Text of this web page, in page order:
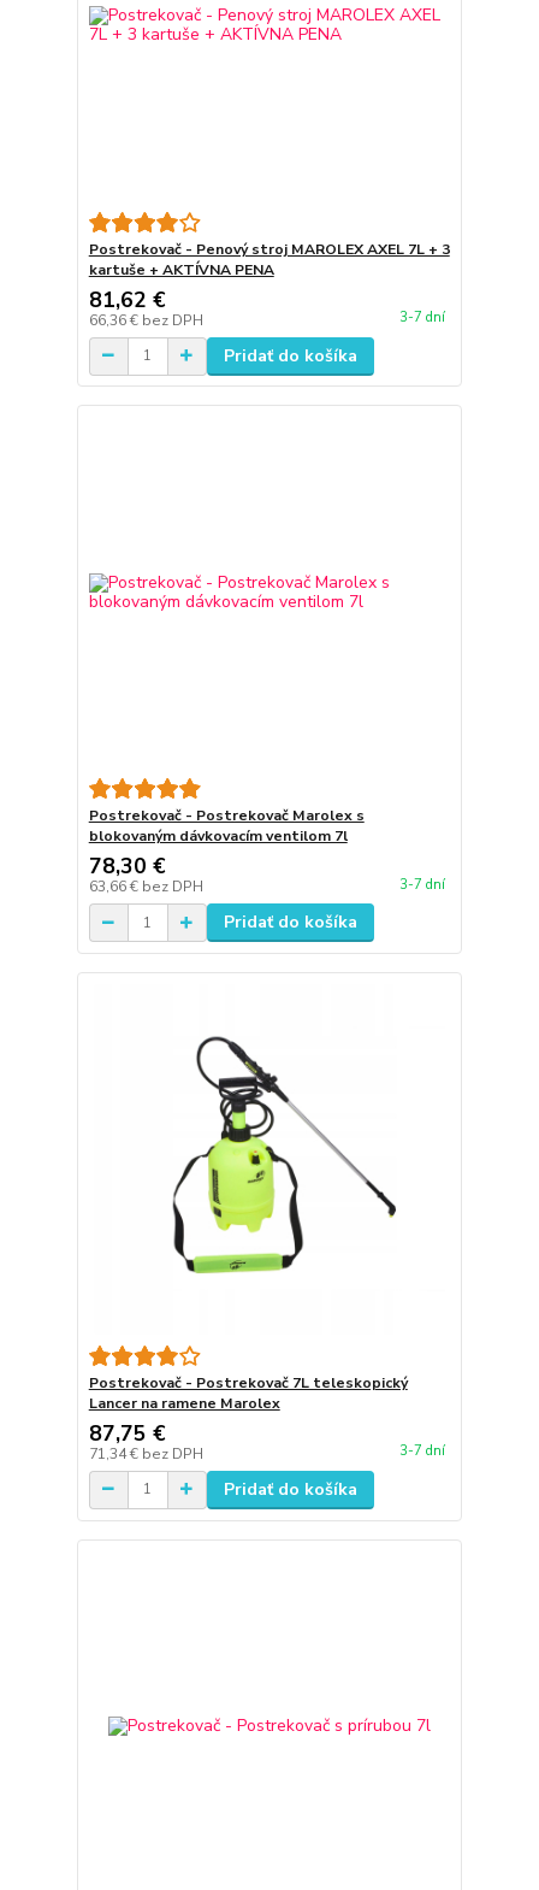
Postrekovač - Penový stroj MAROLEX AXEL 7L + 3
kartuše + AKTÍVNA PENA
81,62 €
66,36 € bez DPH 3-7 dní
Pridať do košíka
Postrekovač - Postrekovač Marolex s
blokovaným dávkovacím ventilom 7l
78,30 €
63,66 € bez DPH 3-7 dní
Pridať do košíka
Postrekovač - Postrekovač 7L teleskopický
Lancer na ramene Marolex
87,75 €
71,34 € bez DPH 3-7 dní
Pridať do košíka